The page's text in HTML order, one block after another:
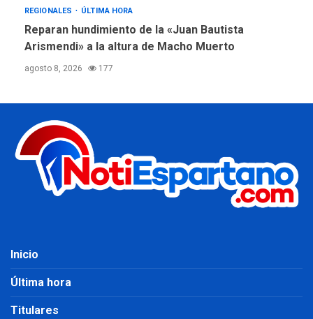
REGIONALES ÚLTIMA HORA
Reparan hundimiento de la «Juan Bautista
Arismendi» a la altura de Macho Muerto
agosto 8, 2026 177
Inicio
Última hora
Titulares